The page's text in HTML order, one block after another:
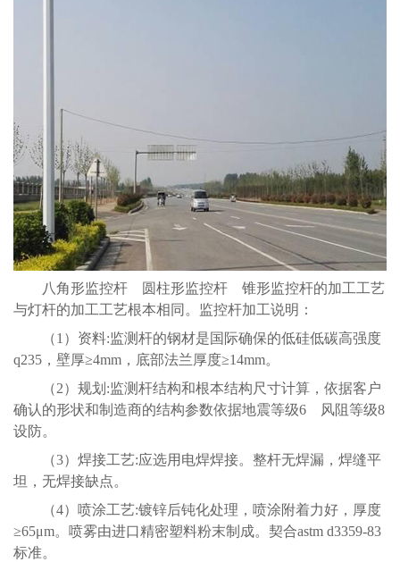
八角形监控杆 圆柱形监控杆 锥形监控杆的加工工艺
与灯杆的加工工艺根本相同。监控杆加工说明：
（1）资料:监测杆的钢材是国际确保的低硅低碳高强度
q235，壁厚≥4mm，底部法兰厚度≥14mm。
（2）规划:监测杆结构和根本结构尺寸计算，依据客户
确认的形状和制造商的结构参数依据地震等级6 风阻等级8
设防。
（3）焊接工艺:应选用电焊焊接。整杆无焊漏，焊缝平
坦，无焊接缺点。
（4）喷涂工艺:镀锌后钝化处理，喷涂附着力好，厚度
≥65μm。喷雾由进口精密塑料粉末制成。契合astm d3359-83
标准。